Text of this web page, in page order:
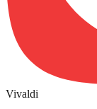
Vivaldi